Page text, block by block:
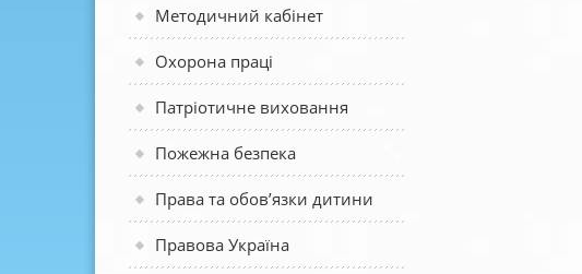
Методичний кабінет
Охорона праці
Патріотичне виховання
Пожежна безпека
Права та обов’язки дитини
Правова Україна